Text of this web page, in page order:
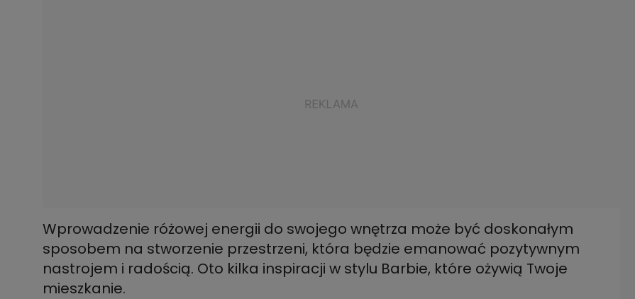
Wprowadzenie różowej energii do swojego wnętrza może być doskonałym
sposobem na stworzenie przestrzeni, która będzie emanować pozytywnym
nastrojem i radością. Oto kilka inspiracji w stylu Barbie, które ożywią Twoje
mieszkanie.